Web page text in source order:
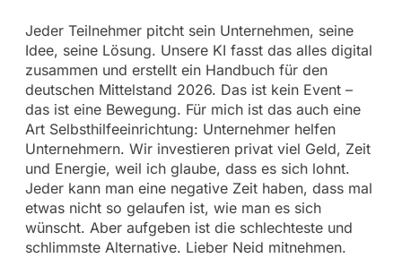
Jeder Teilnehmer pitcht sein Unternehmen, seine
Idee, seine Lösung. Unsere KI fasst das alles digital
zusammen und erstellt ein Handbuch für den
deutschen Mittelstand 2026. Das ist kein Event –
das ist eine Bewegung. Für mich ist das auch eine
Art Selbsthilfeeinrichtung: Unternehmer helfen
Unternehmern. Wir investieren privat viel Geld, Zeit
und Energie, weil ich glaube, dass es sich lohnt.
Jeder kann man eine negative Zeit haben, dass mal
etwas nicht so gelaufen ist, wie man es sich
wünscht. Aber aufgeben ist die schlechteste und
schlimmste Alternative. Lieber Neid mitnehmen.